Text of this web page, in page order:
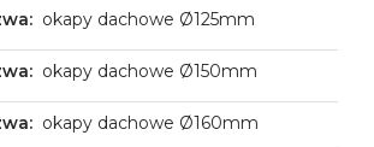
okapy dachowe Ø125mm
okapy dachowe Ø150mm
okapy dachowe Ø160mm